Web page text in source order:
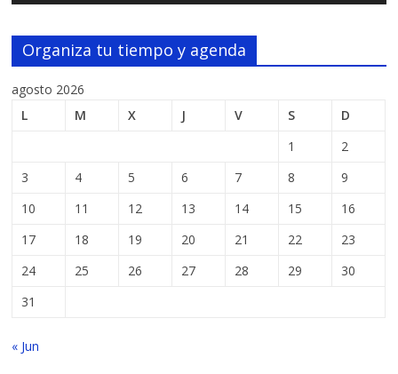
Organiza tu tiempo y agenda
agosto 2026
L
M X J V S
D
1
2
3
4 5 6 7 8
9
10
11 12 13 14 15
16
17
18 19 20 21 22
23
24
25 26 27 28 29
30
31
« Jun